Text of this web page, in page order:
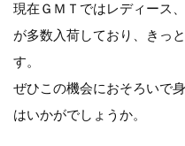
現在ＧＭＴではレディース
が多数入荷しており、きっ
す。
ぜひこの機会におそろいで
はいかがでしょうか。